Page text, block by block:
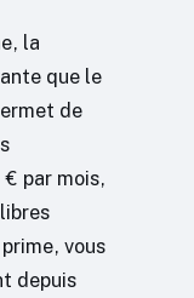
la
que le
de
par mois,
vous
depuis